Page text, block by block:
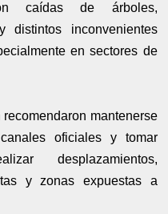
caídas de árboles,
distintos inconvenientes
en sectores de
mantenerse
oficiales y tomar
desplazamientos,
y zonas expuestas a